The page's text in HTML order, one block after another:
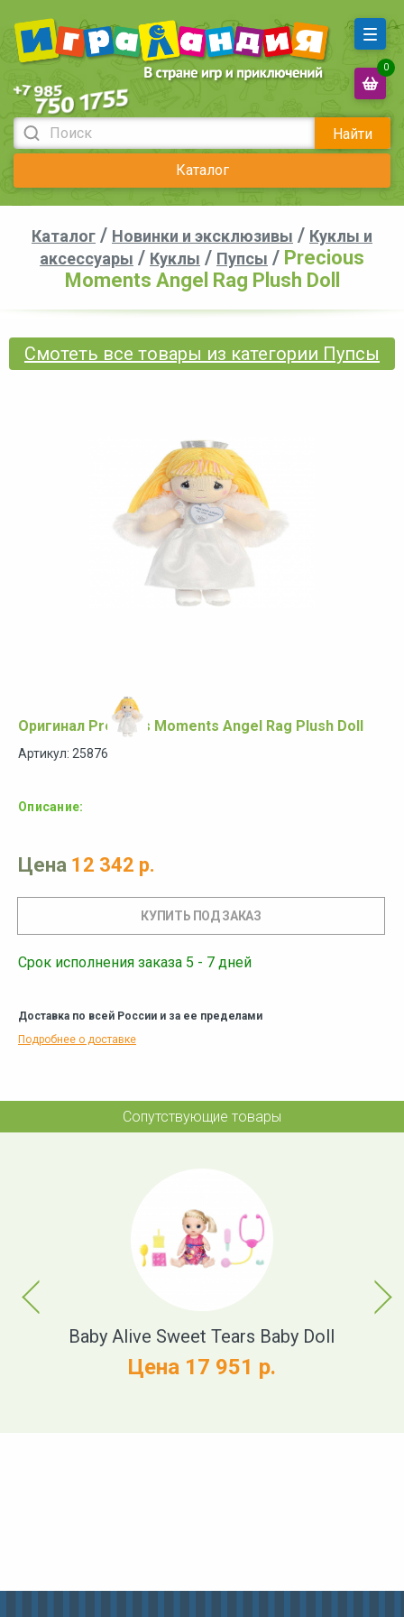
Найти
Каталог
0
Каталог / Новинки и эксклюзивы / Куклы и
аксессуары / Куклы / Пупсы / Precious
Moments Angel Rag Plush Doll
Смотеть все товары из категории Пупсы
Оригинал Precious Moments Angel Rag Plush Doll
Артикул: 25876
Описание:
Цена 12 342 р.
Срок исполнения заказа 5 - 7 дней
Доставка по всей России и за ее пределами
Подробнее о доставке
Сопутствующие товары
Previous
Baby Alive Sweet Tears Baby Doll
Цена 17 951 р.
Next